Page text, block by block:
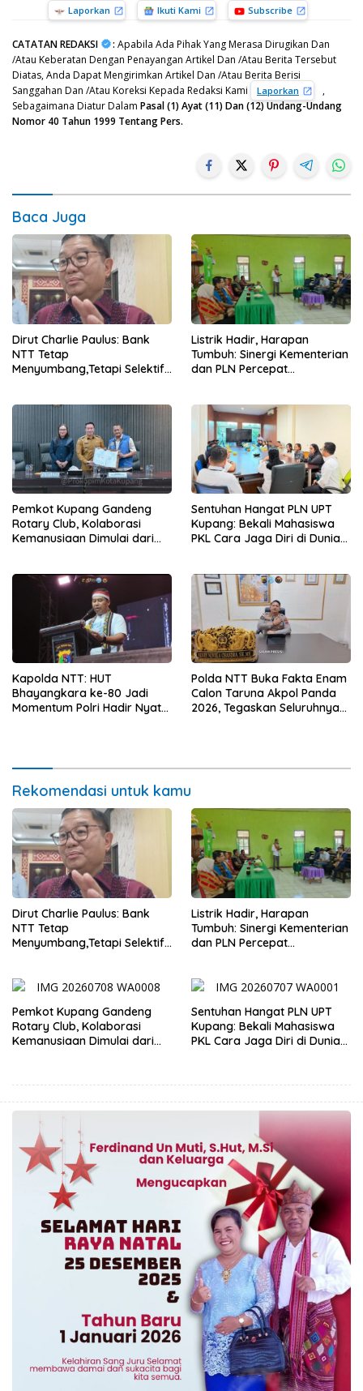
Laporkan Ikuti Kami Subscribe
CATATAN REDAKSI : Apabila Ada Pihak Yang Merasa Dirugikan Dan
/Atau Keberatan Dengan Penayangan Artikel Dan /Atau Berita Tersebut
Diatas, Anda Dapat Mengirimkan Artikel Dan /Atau Berita Berisi
Sanggahan Dan /Atau Koreksi Kepada Redaksi Kami
Laporkan
,
Sebagaimana Diatur Dalam Pasal (1) Ayat (11) Dan (12) Undang-Undang
Nomor 40 Tahun 1999 Tentang Pers.
Baca Juga
Dirut Charlie Paulus: Bank
NTT Tetap
Menyumbang,Tetapi Selektif
Listrik Hadir, Harapan
Tumbuh: Sinergi Kementerian
dan PLN Percepat
Pemkot Kupang Gandeng
Rotary Club, Kolaborasi
Kemanusiaan Dimulai dari
Sentuhan Hangat PLN UPT
Kupang: Bekali Mahasiswa
PKL Cara Jaga Diri di Dunia
Kapolda NTT: HUT
Bhayangkara ke-80 Jadi
Momentum Polri Hadir Nyata
Polda NTT Buka Fakta Enam
Calon Taruna Akpol Panda
2026, Tegaskan Seluruhnya
Rekomendasi untuk kamu
Dirut Charlie Paulus: Bank
NTT Tetap
Menyumbang,Tetapi Selektif
Listrik Hadir, Harapan
Tumbuh: Sinergi Kementerian
dan PLN Percepat
Pemkot Kupang Gandeng
Rotary Club, Kolaborasi
Kemanusiaan Dimulai dari
Sentuhan Hangat PLN UPT
Kupang: Bekali Mahasiswa
PKL Cara Jaga Diri di Dunia